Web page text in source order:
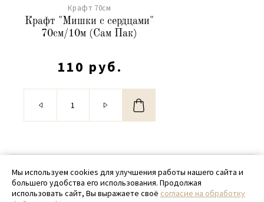
Крафт 70см
Крафт "Мишки с сердцами"
70см/10м (Сам Пак)
110 руб.
© 2020 - 2026 SamPack
+ 7 (918) 699-97-87
Мы используем cookies для улучшения работы нашего сайта и
большего удобства его использования. Продолжая
использовать сайт, Вы выражаете своё согласие на обработку